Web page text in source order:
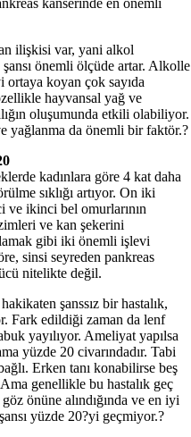
ilişkisi var, yani alkol
önemli ölçüde artar. Alkolle
ortaya koyan çok sayıda
hayvansal yağ ve
oluşumunda etkili olabiliyor.
yağlanma da önemli bir faktör.?
kadınlara göre 4 kat daha
sıklığı artıyor. On iki
ve ikinci bel omurlarının
ve kan şekerini
gibi iki önemli işlevi
sinsi seyreden pankreas
nitelikte değil.
şanssız bir hastalık,
Fark edildiği zaman da lenf
yayılıyor. Ameliyat yapılsa
yüzde 20 civarındadır. Tabi
Erken tanı konabilirse beş
genellikle bu hastalık geç
önüne alındığında ve en iyi
yüzde 20?yi geçmiyor.?